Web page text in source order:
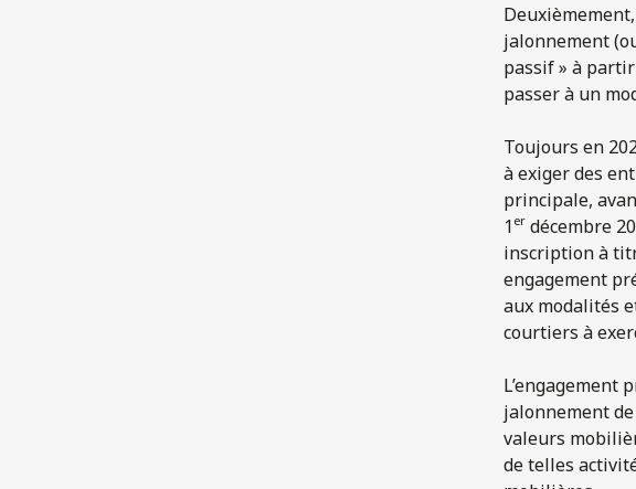
jalonnement
passif » à
passer à un
Toujours en
à exiger des
principale,
1 er décembre
inscription à
engagement
aux modalités
courtiers à
L’engagement
jalonnement
valeurs
de telles